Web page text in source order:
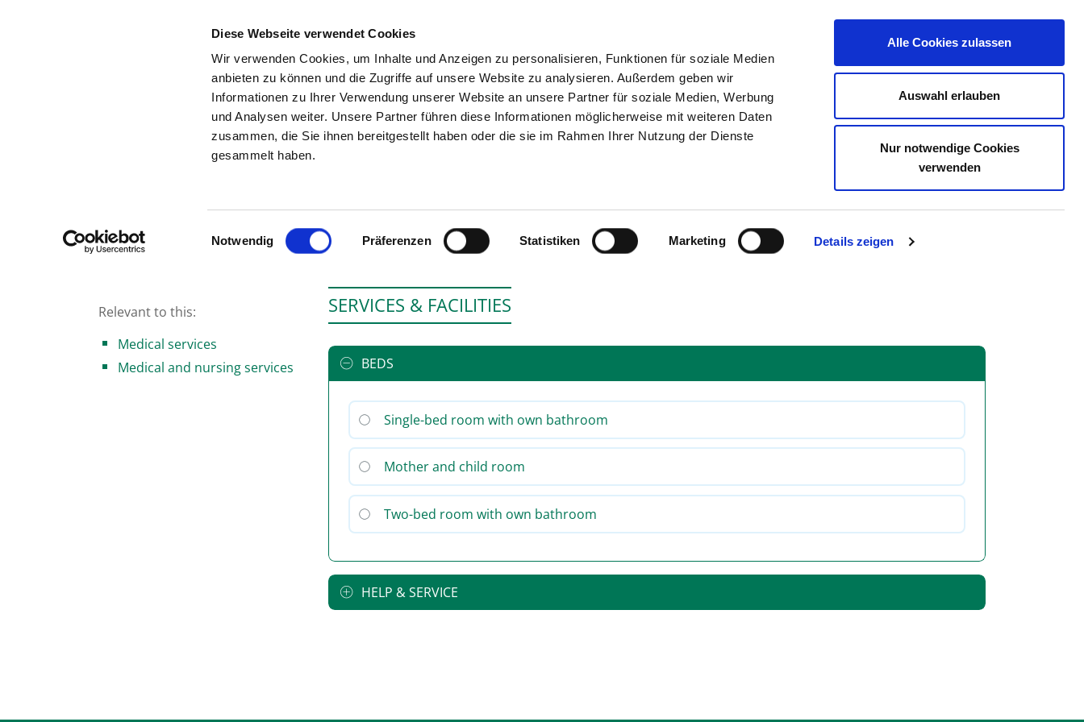
Diese Webseite verwendet Cookies
Wir verwenden Cookies, um Inhalte und Anzeigen zu personalisieren, Funktionen für soziale Medien
anbieten zu können und die Zugriffe auf unsere Website zu analysieren. Außerdem geben wir
Informationen zu Ihrer Verwendung unserer Website an unsere Partner für soziale Medien, Werbung
und Analysen weiter. Unsere Partner führen diese Informationen möglicherweise mit weiteren Daten
zusammen, die Sie ihnen bereitgestellt haben oder die sie im Rahmen Ihrer Nutzung der Dienste
gesammelt haben.
Einwilligungsauswahl
Notwendig Präferenzen Statistiken Marketing Details zeigen
Alle Cookies zulassen
Auswahl erlauben
Nur notwendige Cookies
verwenden
SEARCH TIPS & HELP THE DIRECTORY JOB PORTAL CONTACT
To the hospital’s home page
Relevant to this:
Medical services
Medical and nursing services
SERVICES & FACILITIES
BEDS
Single-bed room with own bathroom
Mother and child room
Two-bed room with own bathroom
HELP & SERVICE